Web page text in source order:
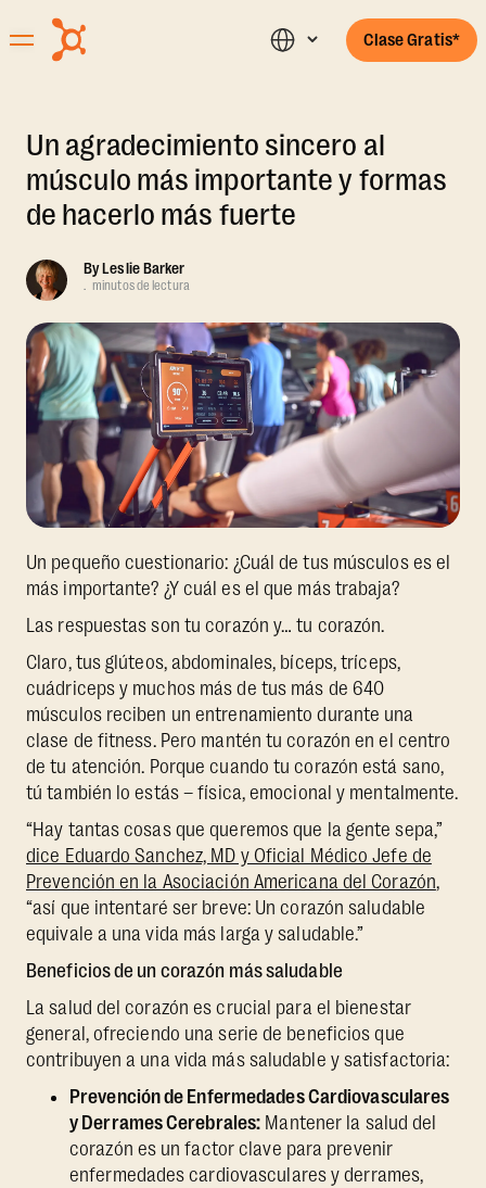
Clase Gratis*
Un agradecimiento sincero al
músculo más importante y formas
de hacerlo más fuerte
ByLeslie Barker
. minutos de lectura
Un pequeño cuestionario: ¿Cuál de tus músculos es el
más importante? ¿Y cuál es el que más trabaja?
Las respuestas son tu corazón y… tu corazón.
Claro, tus glúteos, abdominales, bíceps, tríceps,
cuádriceps y muchos más de tus más de 640
músculos reciben un entrenamiento durante una
clase de fitness. Pero mantén tu corazón en el centro
de tu atención. Porque cuando tu corazón está sano,
tú también lo estás – física, emocional y mentalmente.
“Hay tantas cosas que queremos que la gente sepa,”
dice Eduardo Sanchez, MD y Oficial Médico Jefe de
Prevención en la Asociación Americana del Corazón,
“así que intentaré ser breve: Un corazón saludable
equivale a una vida más larga y saludable.”
Beneficios de un corazón más saludable
La salud del corazón es crucial para el bienestar
general, ofreciendo una serie de beneficios que
contribuyen a una vida más saludable y satisfactoria:
Prevención de Enfermedades Cardiovasculares
y Derrames Cerebrales: Mantener la salud del
corazón es un factor clave para prevenir
enfermedades cardiovasculares y derrames,